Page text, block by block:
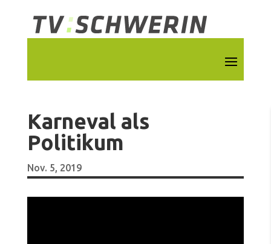
Karneval als
Politikum
Nov. 5, 2019